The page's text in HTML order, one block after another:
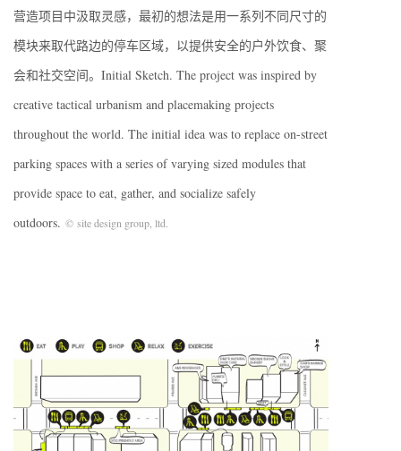
营造项目中汲取灵感，最初的想法是用一系列不同尺寸的
模块来取代路边的停车区域，以提供安全的户外饮食、聚
会和社交空间。Initial Sketch. The project was inspired by
creative tactical urbanism and placemaking projects
throughout the world. The initial idea was to replace on-street
parking spaces with a series of varying sized modules that
provide space to eat, gather, and socialize safely
outdoors. © site design group, ltd.